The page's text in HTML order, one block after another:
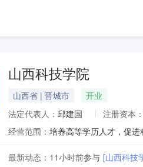
山西科技学院
山西省 | 晋城市
开业
法定代表人： 邱建国 注册资本：
经营范围： 培养高等学历人才，促
最新动态： 11小时前参与 [山西科技